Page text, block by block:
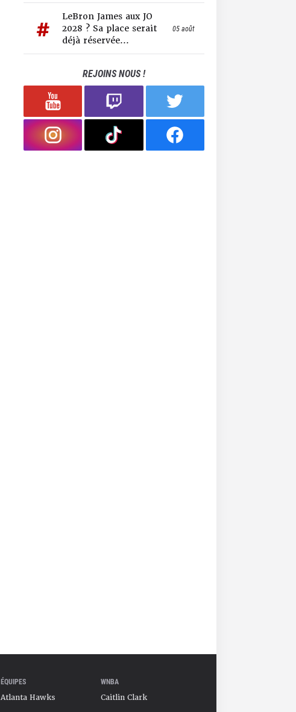
LeBron James aux JO
2028 ? Sa place serait
déjà réservée...
05 août
REJOINS NOUS !
ÉQUIPES
Atlanta Hawks
WNBA
Caitlin Clark